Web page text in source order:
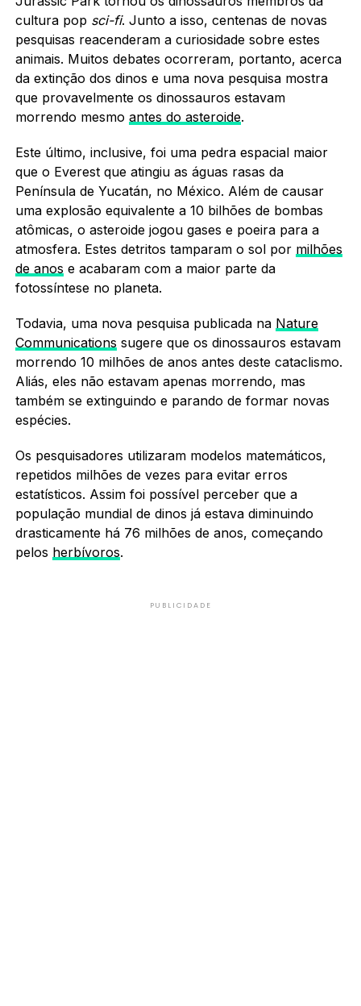
cultura pop sci-fi. Junto a isso, centenas de novas
pesquisas reacenderam a curiosidade sobre estes
animais. Muitos debates ocorreram, portanto, acerca
da extinção dos dinos e uma nova pesquisa mostra
que provavelmente os dinossauros estavam
morrendo mesmo antes do asteroide.
Este último, inclusive, foi uma pedra espacial maior
que o Everest que atingiu as águas rasas da
Península de Yucatán, no México. Além de causar
uma explosão equivalente a 10 bilhões de bombas
atômicas, o asteroide jogou gases e poeira para a
atmosfera. Estes detritos tamparam o sol por milhões
de anos e acabaram com a maior parte da
fotossíntese no planeta.
Todavia, uma nova pesquisa publicada na Nature
Communications sugere que os dinossauros estavam
morrendo 10 milhões de anos antes deste cataclismo.
Aliás, eles não estavam apenas morrendo, mas
também se extinguindo e parando de formar novas
espécies.
Os pesquisadores utilizaram modelos matemáticos,
repetidos milhões de vezes para evitar erros
estatísticos. Assim foi possível perceber que a
população mundial de dinos já estava diminuindo
drasticamente há 76 milhões de anos, começando
pelos herbívoros.
PUBLICIDADE